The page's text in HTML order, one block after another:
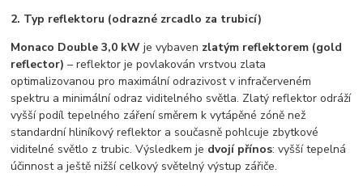
2. Typ reflektoru (odrazné zrcadlo za trubicí)
Monaco Double 3,0 kW je vybaven zlatým reflektorem (gold
reflector) – reflektor je povlakován vrstvou zlata
optimalizovanou pro maximální odrazivost v infračerveném
spektru a minimální odraz viditelného světla. Zlatý reflektor odráží
vyšší podíl tepelného záření směrem k vytápěné zóně než
standardní hliníkový reflektor a současně pohlcuje zbytkové
viditelné světlo z trubic. Výsledkem je dvojí přínos: vyšší tepelná
účinnost a ještě nižší celkový světelný výstup zářiče.